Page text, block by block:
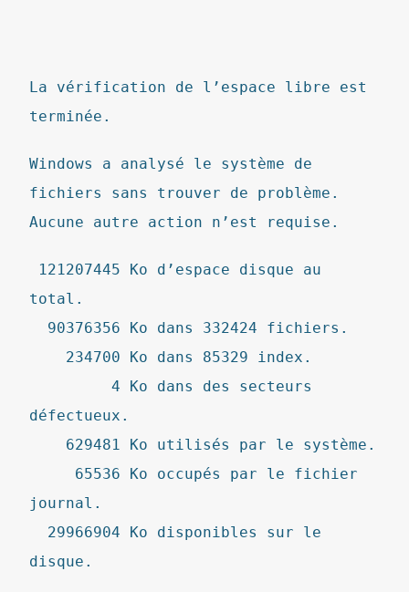
La vérification de l’espace libre est
terminée.
Windows a analysé le système de
fichiers sans trouver de problème.
Aucune autre action n’est requise.
121207445 Ko d’espace disque au
total.
90376356 Ko dans 332424 fichiers.
234700 Ko dans 85329 index.
4 Ko dans des secteurs
défectueux.
629481 Ko utilisés par le système.
65536 Ko occupés par le fichier
journal.
29966904 Ko disponibles sur le
disque.